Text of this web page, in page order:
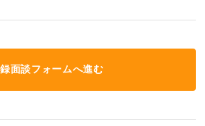
面談フォームへ進む